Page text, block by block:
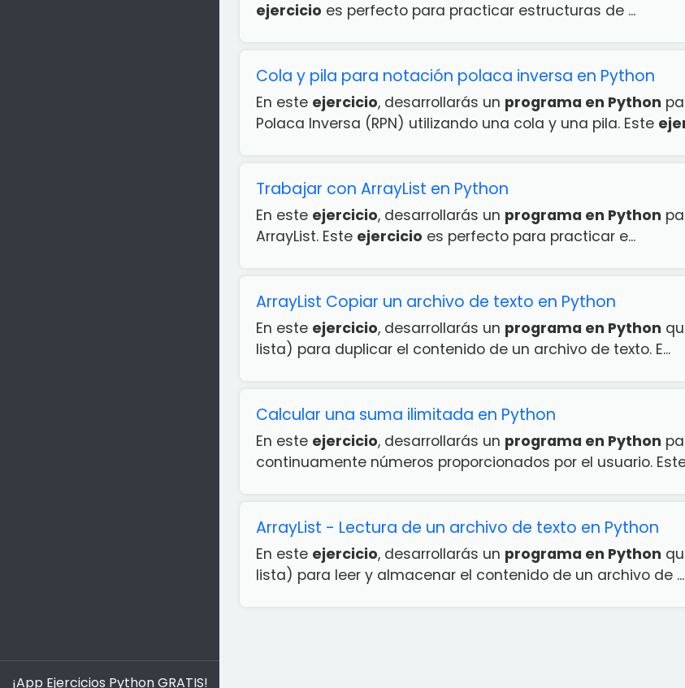
¡App Ejercicios Python GRATIS!
ejercicio es perfecto para practicar estructuras de ...
Cola y pila para notación polaca inversa en Python
En este ejercicio, desarrollarás un programa en Python
Polaca Inversa (RPN) utilizando una cola y una pila. Este
Trabajar con ArrayList en Python
En este ejercicio, desarrollarás un programa en Python
ArrayList. Este ejercicio es perfecto para practicar e...
ArrayList Copiar un archivo de texto en Python
En este ejercicio, desarrollarás un programa en Python
lista) para duplicar el contenido de un archivo de texto. E...
Calcular una suma ilimitada en Python
En este ejercicio, desarrollarás un programa en Python
continuamente números proporcionados por el usuario.
ArrayList - Lectura de un archivo de texto en Python
En este ejercicio, desarrollarás un programa en Python
lista) para leer y almacenar el contenido de un archivo de ...